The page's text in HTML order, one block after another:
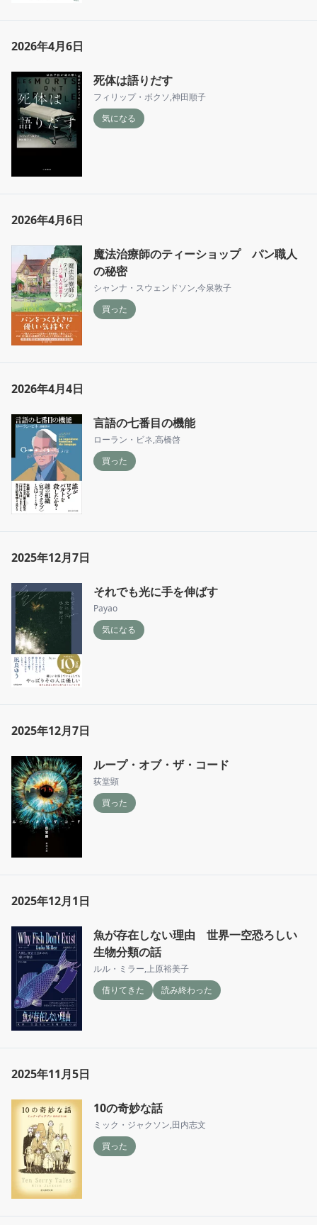
2026年4月6日
死体は語りだす
フィリップ・ボクソ,神田順子
気になる
2026年4月6日
魔法治療師のティーショップ パン職人
の秘密
シャンナ・スウェンドソン,今泉敦子
買った
2026年4月4日
言語の七番目の機能
ローラン・ビネ,高橋啓
買った
2025年12月7日
それでも光に手を伸ばす
Payao
気になる
2025年12月7日
ループ・オブ・ザ・コード
荻堂顕
買った
2025年12月1日
魚が存在しない理由 世界一空恐ろしい
生物分類の話
ルル・ミラー,上原裕美子
借りてきた
読み終わった
2025年11月5日
10の奇妙な話
ミック・ジャクソン,田内志文
買った